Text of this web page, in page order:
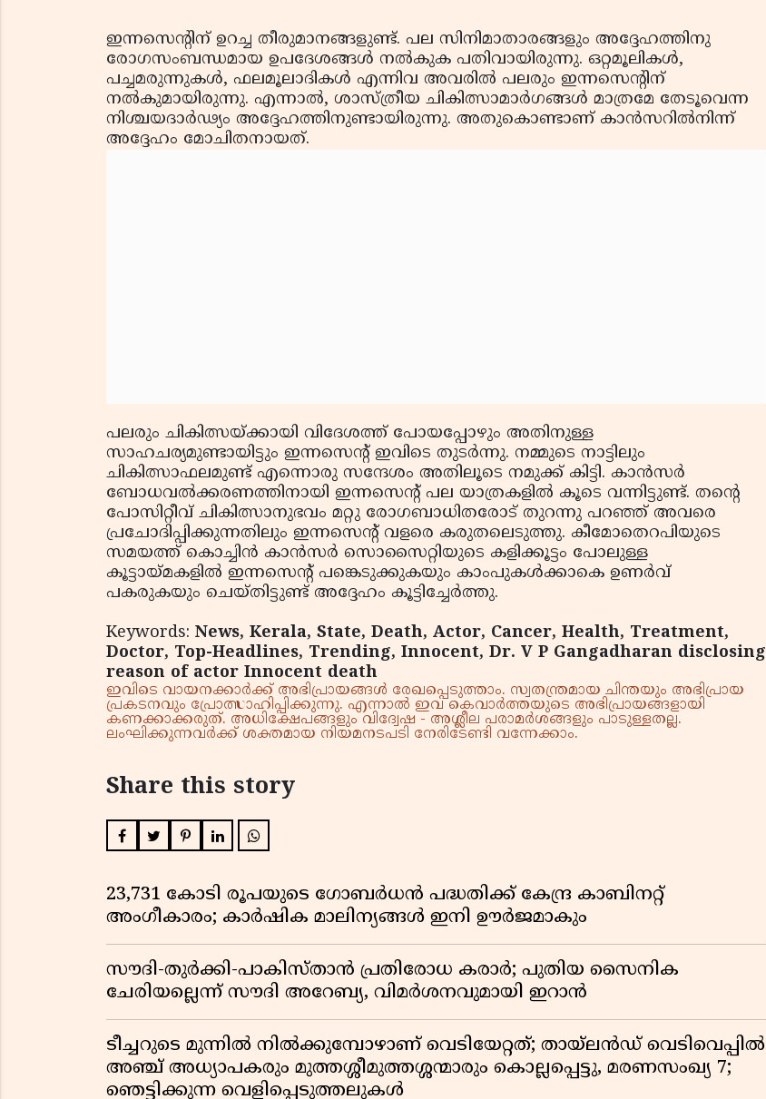
ഇന്നസെന്റിന് ഉറച്ച തീരുമാനങ്ങളുണ്ട്. പല സിനിമാതാരങ്ങളും അദ്ദേഹത്തിനു
രോഗസംബന്ധമായ ഉപദേശങ്ങള്‍ നല്‍കുക പതിവായിരുന്നു. ഒറ്റമൂലികള്‍,
പച്ചമരുന്നുകള്‍, ഫലമൂലാദികള്‍ എന്നിവ അവരില്‍ പലരും ഇന്നസെന്റിന്
നല്‍കുമായിരുന്നു. എന്നാല്‍, ശാസ്ത്രീയ ചികിത്സാമാര്‍ഗങ്ങള്‍ മാത്രമേ തേടൂവെന്ന
നിശ്ചയദാര്‍ഢ്യം അദ്ദേഹത്തിനുണ്ടായിരുന്നു. അതുകൊണ്ടാണ് കാന്‍സറില്‍നിന്ന്
അദ്ദേഹം മോചിതനായത്.
പലരും ചികിത്സയ്ക്കായി വിദേശത്ത് പോയപ്പോഴും അതിനുള്ള
സാഹചര്യമുണ്ടായിട്ടും ഇന്നസെന്റ് ഇവിടെ തുടര്‍ന്നു. നമ്മുടെ നാട്ടിലും
ചികിത്സാഫലമുണ്ട് എന്നൊരു സന്ദേശം അതിലൂടെ നമുക്ക് കിട്ടി. കാന്‍സര്‍
ബോധവല്‍ക്കരണത്തിനായി ഇന്നസെന്റ് പല യാത്രകളില്‍ കൂടെ വന്നിട്ടുണ്ട്. തന്റെ
പോസിറ്റീവ് ചികിത്സാനുഭവം മറ്റു രോഗബാധിതരോട് തുറന്നു പറഞ്ഞ് അവരെ
പ്രചോദിപ്പിക്കുന്നതിലും ഇന്നസെന്റ് വളരെ കരുതലെടുത്തു. കീമോതെറപിയുടെ
സമയത്ത് കൊച്ചിന്‍ കാന്‍സര്‍ സൊസൈറ്റിയുടെ കളിക്കൂട്ടം പോലുള്ള
കൂട്ടായ്മകളില്‍ ഇന്നസെന്റ് പങ്കെടുക്കുകയും കാംപുകള്‍ക്കാകെ ഉണര്‍വ്
പകരുകയും ചെയ്തിട്ടുണ്ട് അദ്ദേഹം കൂട്ടിച്ചേര്‍ത്തു.
Keywords: News, Kerala, State, Death, Actor, Cancer, Health, Treatment,
Doctor, Top-Headlines, Trending, Innocent, Dr. V P Gangadharan disclosing
reason of actor Innocent death
ഇവിടെ വായനക്കാർക്ക് അഭിപ്രായങ്ങൾ രേഖപ്പെടുത്താം. സ്വതന്ത്രമായ ചിന്തയും അഭിപ്രായ
പ്രകടനവും പ്രോത്സാഹിപ്പിക്കുന്നു. എന്നാൽ ഇവ കെവാർത്തയുടെ അഭിപ്രായങ്ങളായി
കണക്കാക്കരുത്. അധിക്ഷേപങ്ങളും വിദ്വേഷ - അശ്ലീല പരാമർശങ്ങളും പാടുള്ളതല്ല.
ലംഘിക്കുന്നവർക്ക് ശക്തമായ നിയമനടപടി നേരിടേണ്ടി വന്നേക്കാം.
Share this story
23,731 കോടി രൂപയുടെ ഗോബർധൻ പദ്ധതിക്ക് കേന്ദ്ര കാബിനറ്റ്
അംഗീകാരം; കാർഷിക മാലിന്യങ്ങൾ ഇനി ഊർജമാകും
സൗദി-തുർക്കി-പാകിസ്താൻ പ്രതിരോധ കരാർ; പുതിയ സൈനിക
ചേരിയല്ലെന്ന് സൗദി അറേബ്യ, വിമർശനവുമായി ഇറാൻ
ടീച്ചറുടെ മുന്നിൽ നിൽക്കുമ്പോഴാണ് വെടിയേറ്റത്; തായ്‌ലൻഡ് വെടിവെപ്പിൽ
അഞ്ച് അധ്യാപകരും മുത്തശ്ശീമുത്തശ്ശന്മാരും കൊല്ലപ്പെട്ടു, മരണസംഖ്യ 7;
ഞെട്ടിക്കുന്ന വെളിപ്പെടുത്തലുകൾ